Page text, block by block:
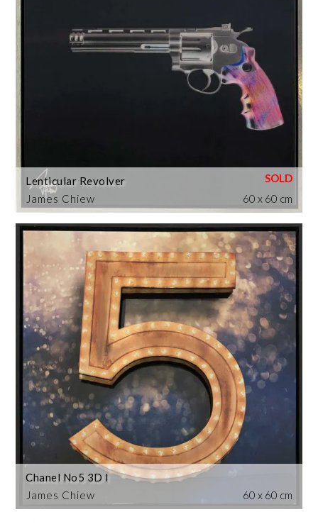
James Chiew
Lenticular Revolver
60 x 60 cm
James Chiew
Chanel No5 3D I
60 x 60 cm